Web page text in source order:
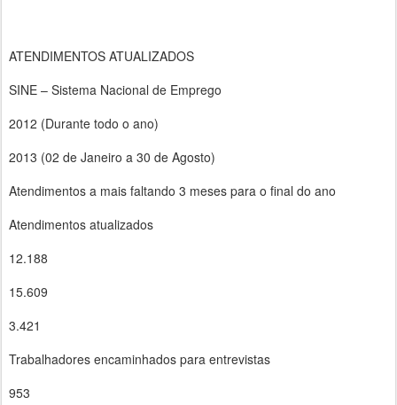
ATENDIMENTOS ATUALIZADOS
SINE – Sistema Nacional de Emprego
2012 (Durante todo o ano)
2013 (02 de Janeiro a 30 de Agosto)
Atendimentos a mais faltando 3 meses para o final do ano
Atendimentos atualizados
12.188
15.609
3.421
Trabalhadores encaminhados para entrevistas
953